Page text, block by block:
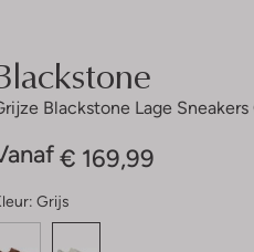
Blackstone Lage
€ 169,99
Grijs